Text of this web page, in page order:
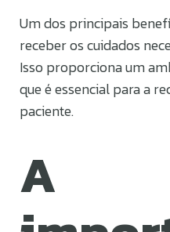
Um dos principais
receber os cuidados
Isso proporciona um
que é essencial para a
paciente.
A